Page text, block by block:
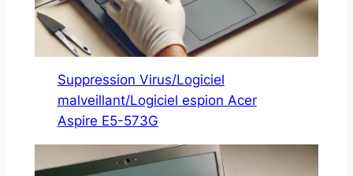
Suppression Virus/Logiciel
malveillant/Logiciel espion Acer
Aspire E5-573G